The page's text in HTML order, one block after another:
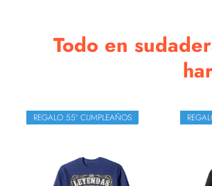
Todo en
REGALO 55º CUMPLEAÑOS